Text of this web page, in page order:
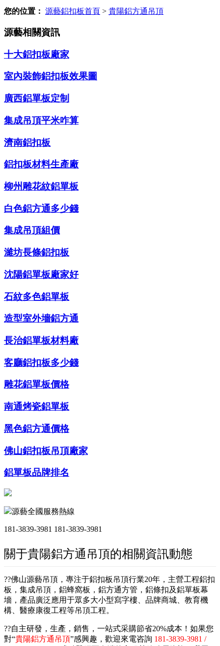
您的位置： 源藝鋁扣板首頁 > 貴陽鋁方通吊頂
源藝相關資訊
十大鋁扣板廠家
室內裝飾鋁扣板效果圖
廣西鋁單板定制
集成吊頂平米咋算
濟南鋁扣板
鋁扣板材料生產廠
柳州雕花紋鋁單板
白色鋁方通多少錢
集成吊頂組價
濰坊長條鋁扣板
沈陽鋁單板廠家好
石紋多色鋁單板
造型室外墻鋁方通
長治鋁單板材料廠
客廳鋁扣板多少錢
雕花鋁單板價格
南通烤瓷鋁單板
黑色鋁方通價格
佛山鋁扣板吊頂廠家
鋁單板品牌排名
源藝全國服務熱線
181-3839-3981 181-3839-3981
關于貴陽鋁方通吊頂的相關資訊動態
??佛山源藝吊頂，專注于鋁扣板吊頂行業20年，主營工程鋁扣
板，集成吊頂，鋁蜂窩板，鋁方通方管，鋁條扣及鋁單板幕
墻，產品廣泛應用于眾多大小型寫字樓、品牌商城、教育機
構、醫療康復工程等吊頂工程。
??自主研發，生產，銷售，一站式采購節省20%成本！如果您
對“貴陽鋁方通吊頂”感興趣，歡迎來電咨詢 181-3839-3981 /